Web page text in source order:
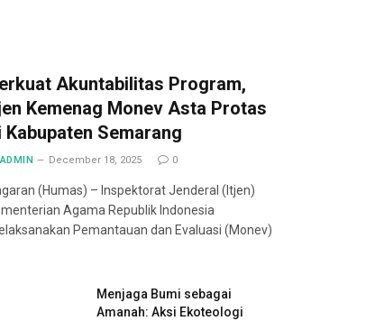
Akuntabilitas Program,
Kemenag Monev Asta Protas
Kabupaten Semarang
ADMIN December 18, 2025 0
(Humas) – Inspektorat Jenderal (Itjen)
Agama Republik Indonesia
Pemantauan dan Evaluasi (Monev)
Menjaga Bumi sebagai
Amanah: Aksi Ekoteologi